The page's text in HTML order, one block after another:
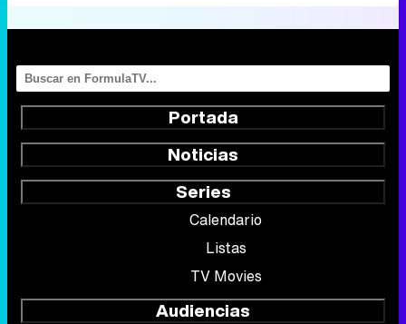
Portada
Noticias
Series
Calendario
Listas
TV Movies
Audiencias